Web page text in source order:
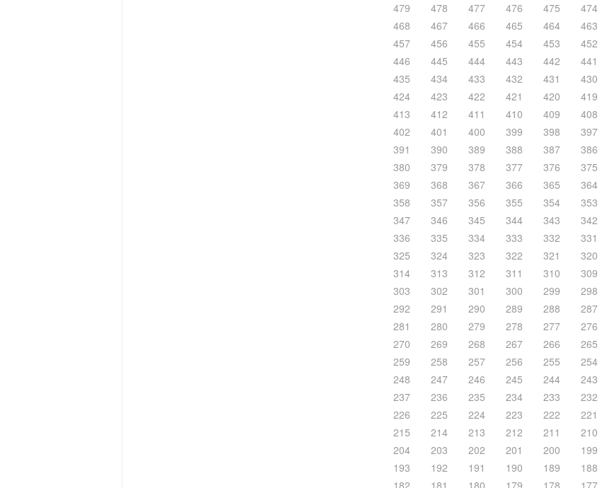
479
478 477 476 475 474
468
467 466 465 464 463
457
456 455 454 453 452
446
445 444 443 442 441
435
434 433 432 431 430
424
423 422 421 420 419
413
412 411 410 409 408
402
401 400 399 398 397
391
390 389 388 387 386
380
379 378 377 376 375
369
368 367 366 365 364
358
357 356 355 354 353
347
346 345 344 343 342
336
335 334 333 332 331
325
324 323 322 321 320
314
313 312 311 310 309
303
302 301 300 299 298
292
291 290 289 288 287
281
280 279 278 277 276
270
269 268 267 266 265
259
258 257 256 255 254
248
247 246 245 244 243
237
236 235 234 233 232
226
225 224 223 222 221
215
214 213 212 211 210
204
203 202 201 200 199
193
192 191 190 189 188
182
181 180 179 178 177